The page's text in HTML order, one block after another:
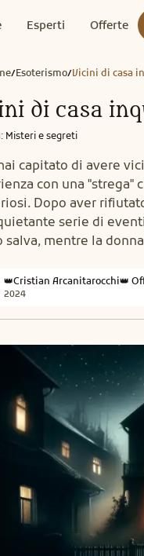
Esperti Offerte
/Esoterismo/Vicini di casa
di casa
: Misteri e segreti
capitato di avere
con una "strega"
Dopo aver
serie di
salva, mentre la
👑Cristian Arcanitarocchi👑
2024